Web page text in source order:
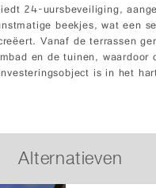
24-uursbeveiliging,
beekjes, wat een
Vanaf de terrassen
en de tuinen, waardoor
is in het
Alternatieven